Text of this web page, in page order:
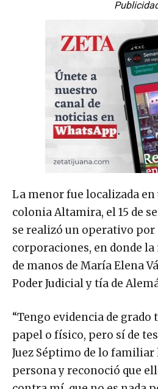
La menor fue localizada
colonia Altamira, el 15 de
se realizó un operativo por
corporaciones, en donde
de manos de María Elena
Poder Judicial y tía de
“Tengo evidencia de
papel o físico, pero sí de
Juez Séptimo de lo familiar
persona y reconoció que